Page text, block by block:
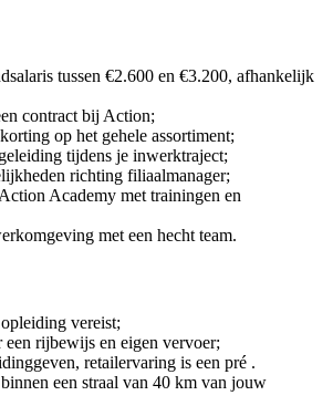
tussen €2.600 en €3.200, afhankelijk
contract bij Action;
op het gehele assortiment;
tijdens je inwerktraject;
richting filiaalmanager;
Academy met trainingen en
met een hecht team.
vereist;
een rijbewijs en eigen vervoer;
retailervaring is een pré .
een straal van 40 km van jouw